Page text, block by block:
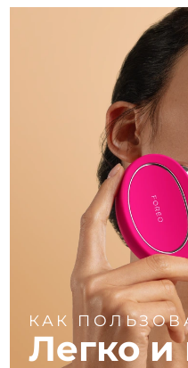
КАК
Легко и